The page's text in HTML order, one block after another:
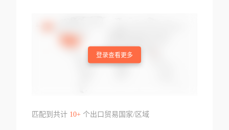
登录查看更多
匹配到共计 10+个出口贸易国家/区域